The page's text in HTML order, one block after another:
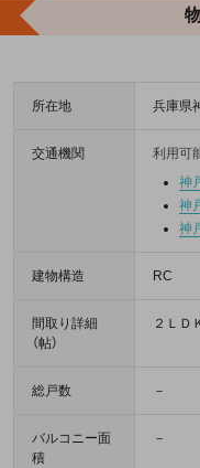
所在地 兵庫県
交通機関
利用可
神
神
神
建物構造 RC
間取り詳細
（帖）
２ＬＤ
総戸数 －
バルコニー面
積
－